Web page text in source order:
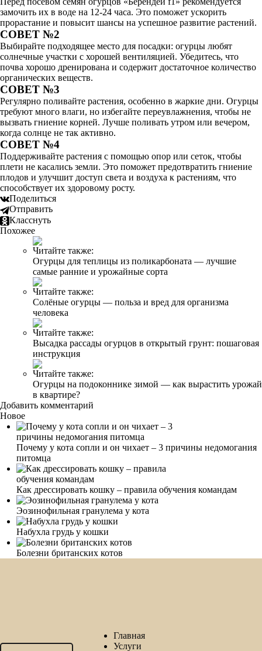
замочить их в воде на 12-24 часа. Это поможет ускорить
прорастание и повысит шансы на успешное развитие растений.
СОВЕТ №2
Выбирайте подходящее место для посадки: огурцы любят
солнечные участки с хорошей вентиляцией. Убедитесь, что
почва хорошо дренирована и содержит достаточное количество
органических веществ.
СОВЕТ №3
Регулярно поливайте растения, особенно в жаркие дни. Огурцы
требуют много влаги, но избегайте переувлажнения, чтобы не
вызвать гниение корней. Лучше поливать утром или вечером,
когда солнце не так активно.
СОВЕТ №4
Поддерживайте растения с помощью опор или сеток, чтобы
плети не касались земли. Это поможет предотвратить гниение
плодов и улучшит доступ света и воздуха к растениям, что
способствует их здоровому росту.
Поделиться
Отправить
Класснуть
Похожее
Читайте также:
Огурцы для теплицы из поликарбоната — лучшие
самые ранние и урожайные сорта
Читайте также:
Солёные огурцы — польза и вред для организма
человека
Читайте также:
Высадка рассады огурцов в открытый грунт: пошаговая
инструкция
Читайте также:
Огурцы на подоконнике зимой — как вырастить урожай
в квартире?
Добавить комментарий
Новое
Почему у кота сопли и он чихает – 3 причины недомогания
питомца
Как дрессировать кошку – правила обучения командам
Эозинофильная гранулема у кота
Набухла грудь у кошки
Болезни британских котов
Главная
Услуги